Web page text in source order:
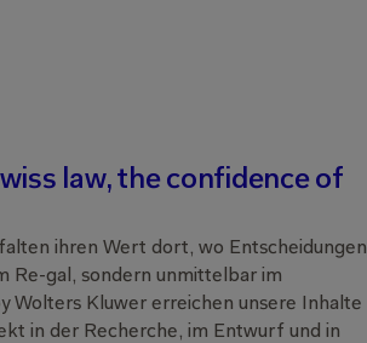
law, the confidence of
ihren Wert dort, wo Entscheidungen
Re-gal, sondern unmittelbar im
Wolters Kluwer erreichen unsere Inhalte
in der Recherche, im Entwurf und in